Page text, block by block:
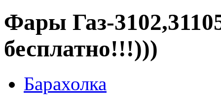
Фары Газ-
бесплатно!!!)))
Барахолка